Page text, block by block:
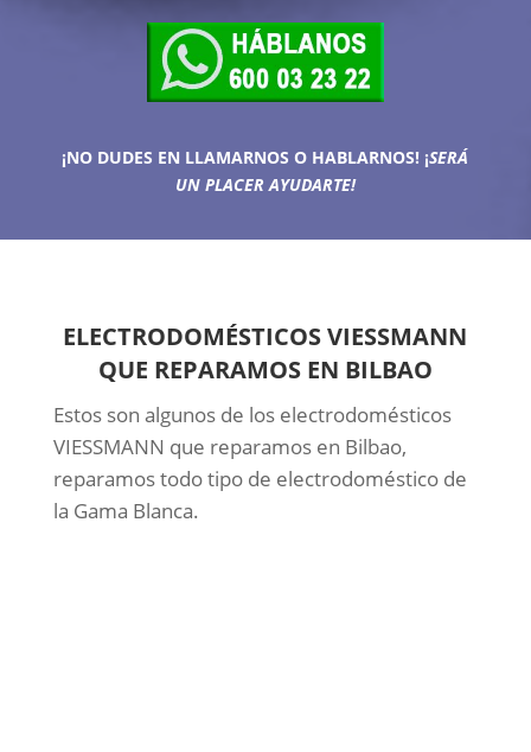
¡NO DUDES EN LLAMARNOS O HABLARNOS! ¡SERÁ
UN PLACER AYUDARTE!
ELECTRODOMÉSTICOS VIESSMANN
QUE REPARAMOS EN BILBAO
Estos son algunos de los electrodomésticos
VIESSMANN que reparamos en Bilbao,
reparamos todo tipo de electrodoméstico de
la Gama Blanca.